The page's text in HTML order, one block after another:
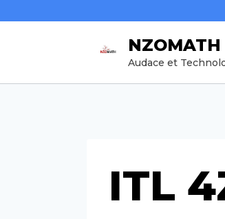
NZOMATH
Audace et
ITL